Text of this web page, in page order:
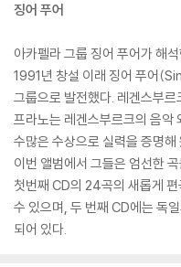
징어 푸어
아카펠라 그룹 징어 푸어가 해
1991년 창설 이래 징어 푸어
그룹으로 발전했다. 레겐스부
프라노는 레겐스부르크의 음악
수많은 수상으로 실력을 증명해
이번 앨범에서 그들은 엄선한
첫번째 CD의 24곡의 새롭게
수 있으며, 두 번째 CD에는 독
되어 있다.